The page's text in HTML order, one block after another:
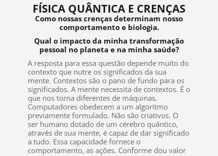
FÍSICA QUÂNTICA E CRENÇAS
Como nossas crenças determinam nosso
comportamento e biologia.
Qual o impacto da minha transformação
pessoal no planeta e na minha saúde?
A resposta para essa questão depende muito do
contexto que nutre os significados da sua
mente. Contextos são o pano de fundo para os
significados. A mente necessita de contextos. É o
que nos torna diferentes de máquinas.
Computadores obedecem a um algoritmo
previamente formulado. Não são criativos. O
ser humano dotado de um cérebro quântico,
através de sua mente, é capaz de dar significado
a tudo. Essa capacidade fornece o
comportamento, as ações. Conforme dou valor